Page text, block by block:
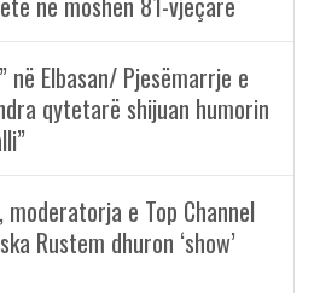
në Elbasan/ Pjesëmarrje e
qytetarë shijuan humorin
moderatorja e Top Channel
Rustem dhuron ‘show’